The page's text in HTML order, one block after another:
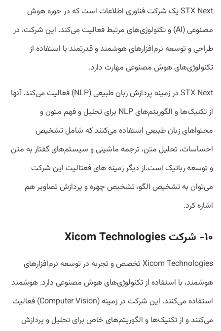
STX Next یک شرکت فناوری اطلاعات است که در حوزه هوش
مصنوعی (AI) و تکنولوژی‌های مرتبط فعالیت می‌کند. این شرکت، در
طراحی و توسعه نرم‌افزارهای هوشمند و قدرتمند با استفاده از
تکنولوژی‌های هوش مصنوعی مهارت دارد.
STX Next در زمینه پردازش زبان طبیعی (NLP) فعالیت می‌کند. آنها
از تکنیک‌ها و الگوریتم‌های NLP برای تحلیل و فهم متون و
محتواهای زبان طبیعی استفاده می‌کنند که شامل تشخیص
احساسات، تحلیل متن، ترجمه ماشینی و سیستم‌های گفتار به متن
و توسعه رباتیک است.از دیگر زمینه های فعتالیت این شرکت
می‌توان به تشخیص الگو، تشخیص چهره و پردازش تصاویر هم
اشاره کرد.
۱۰- شرکت
Xicom Technologies تخصص و تجربه در توسعه نرم‌افزارهای
هوشمند، با استفاده از تکنولوژی‌های هوش مصنوعی دارد. هوشمند
استفاده می‌کنند. این شرکت در زمینه (Computer Vision) فعالیت
می‌کنند و از تکنیک‌ها و الگوریتم‌های خاص برای تحلیل و پردازش